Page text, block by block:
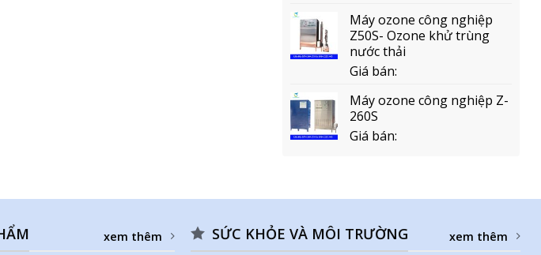
Máy ozone công nghiệp
Z50S- Ozone khử trùng
nước thải
Giá bán:
Máy ozone công nghiệp Z-
260S
Giá bán:
xem thêm SỨC KHỎE VÀ MÔI TRƯỜNG xem thêm